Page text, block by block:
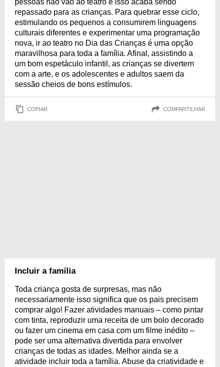
pessoas não vão ao teatro e isso acaba sendo
repassado para as crianças. Para quebrar esse ciclo,
estimulando os pequenos a consumirem linguagens
culturais diferentes e experimentar uma programação
nova, ir ao teatro no Dia das Crianças é uma opção
maravilhosa para toda a família. Afinal, assistindo a
um bom espetáculo infantil, as crianças se divertem
com a arte, e os adolescentes e adultos saem da
sessão cheios de bons estímulos.
COPIAR COMPARTILHAR
Incluir a família
Toda criança gosta de surpresas, mas não
necessariamente isso significa que os pais precisem
comprar algo! Fazer atividades manuais – como pintar
com tinta, reproduzir uma receita de um bolo decorado
ou fazer um cinema em casa com um filme inédito –
pode ser uma alternativa divertida para envolver
crianças de todas as idades. Melhor ainda se a
atividade incluir toda a família. Abuse da criatividade e